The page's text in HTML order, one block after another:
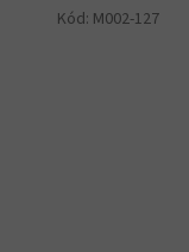
Kód: M002-127